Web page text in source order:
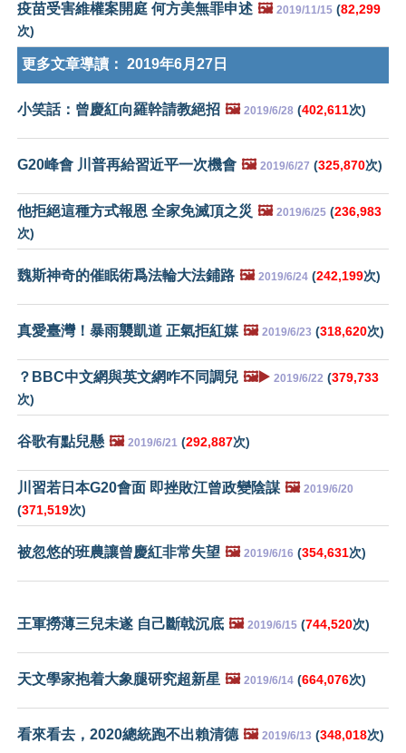
疫苗受害維權案開庭 何方美無罪申述 🖼️ 2019/11/15 (82,299
次)
更多文章導讀： 2019年6月27日
小笑話：曾慶紅向羅幹請教絕招 🖼️ 2019/6/28 (402,611次)
G20峰會 川普再給習近平一次機會 🖼️ 2019/6/27 (325,870次)
他拒絕這種方式報恩 全家免滅頂之災 🖼️ 2019/6/25 (236,983
次)
魏斯神奇的催眠術爲法輪大法鋪路 🖼️ 2019/6/24 (242,199次)
真愛臺灣！暴雨襲凱道 正氣拒紅媒 🖼️ 2019/6/23 (318,620次)
？BBC中文網與英文網咋不同調兒 🖼️▶️ 2019/6/22 (379,733
次)
谷歌有點兒懸 🖼️ 2019/6/21 (292,887次)
川習若日本G20會面 即挫敗江曾政變陰謀 🖼️ 2019/6/20
(371,519次)
被忽悠的班農讓曾慶紅非常失望 🖼️ 2019/6/16 (354,631次)
王軍撈薄三兒未遂 自己斷戟沉底 🖼️ 2019/6/15 (744,520次)
天文學家抱着大象腿研究超新星 🖼️ 2019/6/14 (664,076次)
看來看去，2020總統跑不出賴清德 🖼️ 2019/6/13 (348,018次)